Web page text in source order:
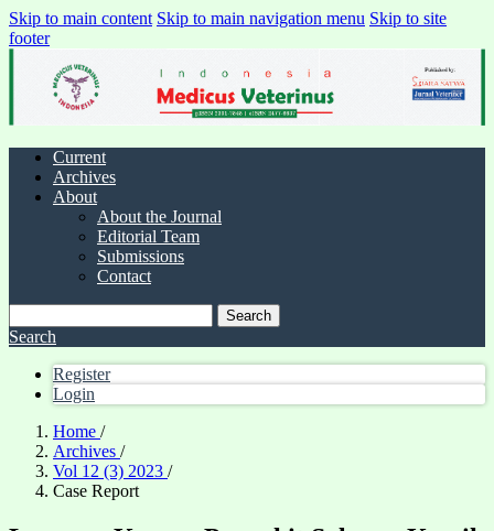
Skip to main content Skip to main navigation menu Skip to site
footer
Current
Archives
About
About the Journal
Editorial Team
Submissions
Contact
Search
Search
Register
Login
Home /
Archives /
Vol 12 (3) 2023 /
Case Report